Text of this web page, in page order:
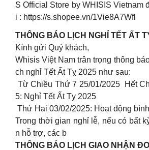
S Official Store by WHISIS Vietnam
i : https://s.shopee.vn/1Vie8A7Wfl
THÔNG BÁO LỊCH NGHỈ TẾT ẤT
Kính gửi Quý khách,
Whisis Việt Nam trân trọng thông
ch nghỉ Tết Ất Tỵ 2025 như sau:
Từ Chiều Thứ 7 25/01/2025 Hết
5: Nghỉ Tết Ất Tỵ 2025
Thứ Hai 03/02/2025: Hoạt động
Trong thời gian nghỉ lễ, nếu có bất
n hỗ trợ, các b
THÔNG BÁO LỊCH GIAO NHẬN